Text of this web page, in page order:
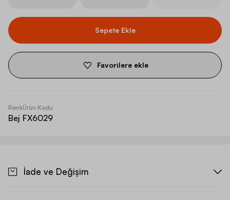
Sepete Ekle
Favorilere ekle
Renk
Bej
Ürün Kodu
FX6029
İade ve Değişim